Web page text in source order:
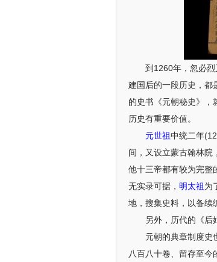
到1260年，忽必烈又
建国后的一段历史，都
的史书《元朝秘史》，
历史有重要价值。
元世祖中统二年
间，又设立蒙古翰林院
他十三帝都有较为完整
无实录可据， 明太祖为
地，搜集史料，以备续
另外，历代的《后妃
元朝的典章制度史也
八百八十卷、留存至